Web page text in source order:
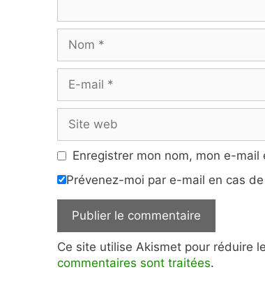
mail
web
Enregistrer mon nom, mon e-
Prévenez-moi par e-mail en cas
Ce site utilise Akismet pour réduire
commentaires sont traitées.